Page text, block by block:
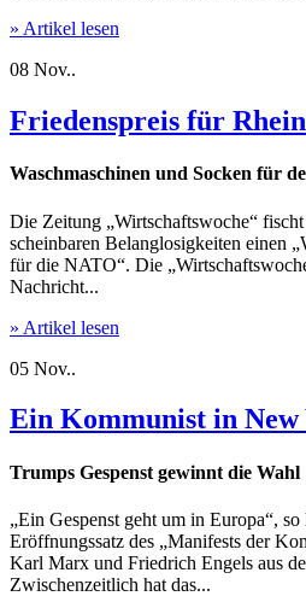
» Artikel lesen
08 Nov..
Friedenspreis für
Waschmaschinen und Socken für
Die Zeitung „Wirtschaftswoche“
scheinbaren Belanglosigkeiten einen
für die NATO“. Die
Nachricht...
» Artikel lesen
05 Nov..
Ein Kommunist in New
Trumps Gespenst gewinnt die Wahl
„Ein Gespenst geht um in Europa“,
Eröffnungssatz des „Manifests der
Karl Marx und Friedrich Engels aus
Zwischenzeitlich hat das...